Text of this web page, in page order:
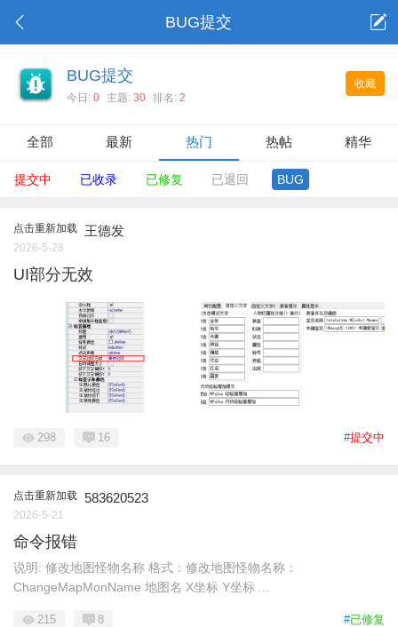
BUG提交
收藏
BUG提交
今日: 0 主题: 30 排名: 2
全部 最新 热门 热帖 精华
提交中 已收录 已修复 已退回 BUG
点击重新加载 王德发
2026-5-28
UI部分无效
#提交中
298 16
点击重新加载 583620523
2026-5-21
命令报错
说明: 修改地图怪物名称 格式：修改地图怪物名称：
ChangeMapMonName 地图名 X坐标 Y坐标 ...
#已修复
215 8